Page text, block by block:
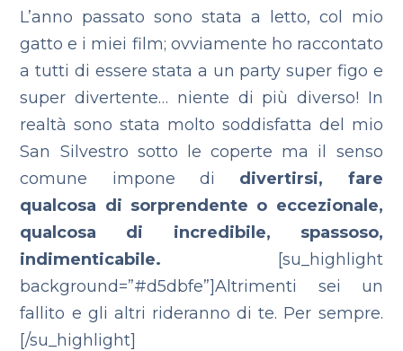
L’anno passato sono stata a letto, col mio
gatto e i miei film; ovviamente ho raccontato
a tutti di essere stata a un party super figo e
super divertente… niente di più diverso! In
realtà sono stata molto soddisfatta del mio
San Silvestro sotto le coperte ma il senso
comune impone di divertirsi, fare
qualcosa di sorprendente o eccezionale,
qualcosa di incredibile, spassoso,
indimenticabile.
[su_highlight
background=”#d5dbfe”]Altrimenti sei un
fallito e gli altri rideranno di te. Per sempre.
[/su_highlight]